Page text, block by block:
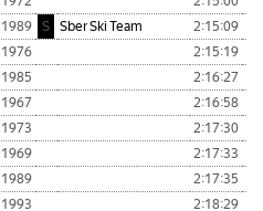
1989 S Sber Ski Team 2:15:09
1976 2:15:19
1985 2:16:27
1967 2:16:58
1973 2:17:30
1969 2:17:33
1989 2:17:35
1993 2:18:29